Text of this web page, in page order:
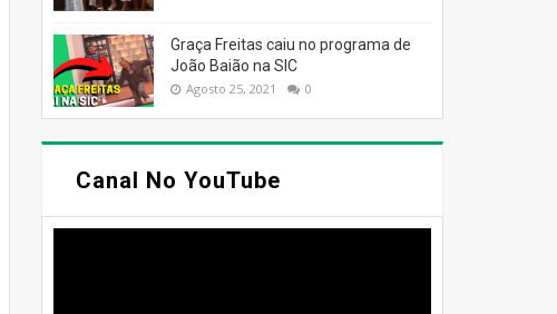
Graça Freitas caiu no programa de
João Baião na SIC
Agosto 25, 2021 0
Canal No YouTube